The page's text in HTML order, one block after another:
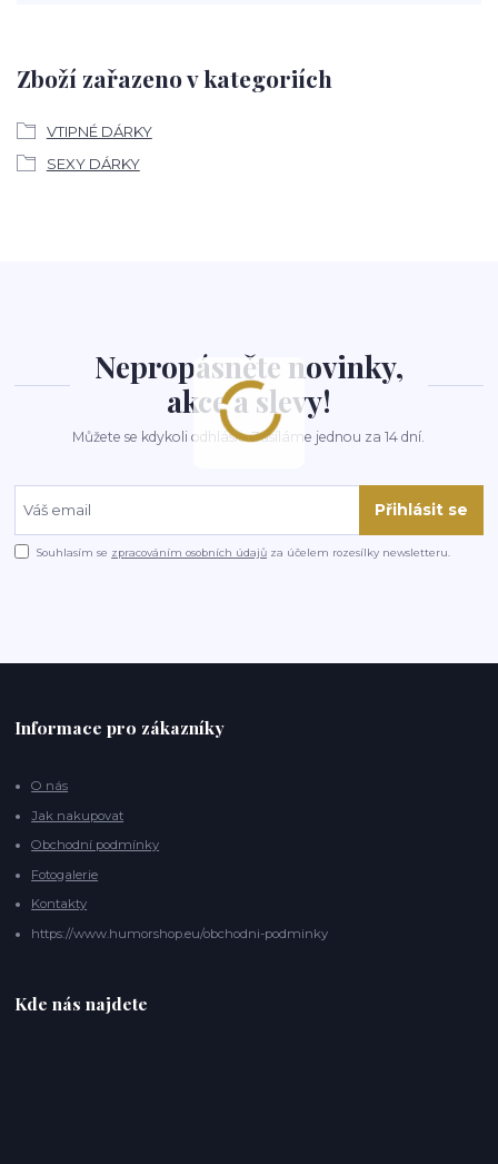
Zboží zařazeno v kategoriích
VTIPNÉ DÁRKY
SEXY DÁRKY
Nepropásněte novinky,
akce a slevy!
Můžete se kdykoli odhlásit. Zasíláme jednou za 14 dní.
Přihlásit se
Souhlasím se zpracováním osobních údajů za účelem rozesílky newsletteru.
Informace pro zákazníky
O nás
Jak nakupovat
Obchodní podmínky
Fotogalerie
Kontakty
https://www.humorshop.eu/obchodni-podminky
Kde nás najdete